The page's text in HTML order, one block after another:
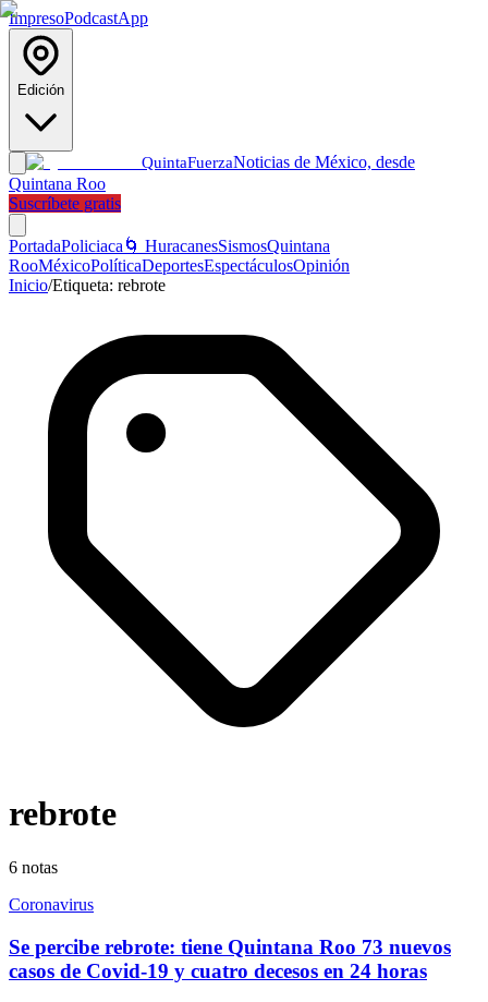
ImpresoPodcastApp
Edición
QuintaFuerzaNoticias de México, desde
Quintana Roo
Suscríbete gratis
PortadaPoliciaca 🌀 HuracanesSismosQuintana
RooMéxicoPolíticaDeportesEspectáculosOpinión
Inicio/Etiqueta: rebrote
rebrote
6 notas
Coronavirus
Se percibe rebrote: tiene Quintana Roo 73 nuevos
casos de Covid-19 y cuatro decesos en 24 horas